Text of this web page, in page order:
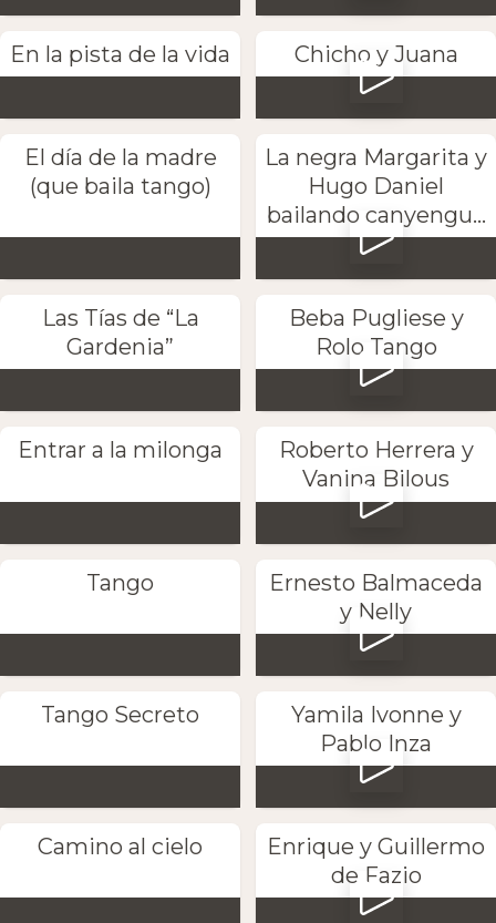
En la pista de la vida Chicho y Juana
El día de la madre
(que baila tango)
La negra Margarita y
Hugo Daniel
bailando canyengu...
Las Tías de “La
Gardenia”
Beba Pugliese y
Rolo Tango
Entrar a la milonga
Roberto Herrera y
Vanina Bilous
Tango
Ernesto Balmaceda
y Nelly
Tango Secreto
Yamila Ivonne y
Pablo Inza
Camino al cielo
Enrique y Guillermo
de Fazio